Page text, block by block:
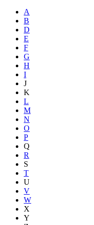
A
B
D
E
F
G
H
I
J
K
L
M
N
O
P
Q
R
S
T
U
V
W
X
Y